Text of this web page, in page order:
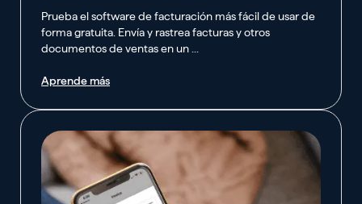
Prueba el software de facturación más fácil de usar de
forma gratuita. Envía y rastrea facturas y otros
documentos de ventas en un ...
Aprende más